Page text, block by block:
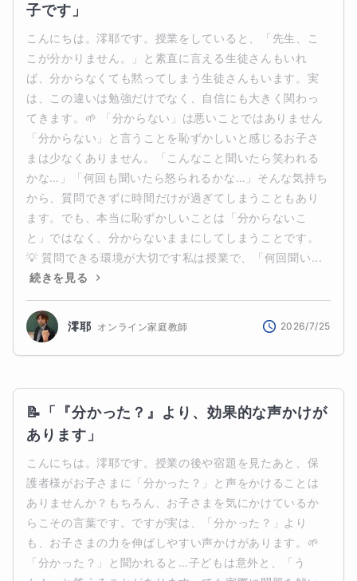
子です」
こんにちは。澪耶です。授業をしていると、「先生、こ
こが分かりません。」と素直に言える生徒さんもいれ
ば、分からなくても黙ってしまう生徒さんもいます。実
は、この違いは勉強だけでなく、自信にも大きく関わっ
てきます。🌱 「分からない」は悪いことではありません
「分からない」と言うことを恥ずかしいと感じるお子さ
まは少なくありません。「こんなこと聞いたら笑われる
かな…」「何回も聞いたら怒られるかな…」そんな気持ち
から、質問できずに時間だけが過ぎてしまうこともあり
ます。でも、本当に恥ずかしいことは「分からないこ
と」ではなく、分からないままにしてしまうことです。
💡 質問できる環境が大切です私は授業で、「何回聞い...
続きを見る
澪耶 オンライン家庭教師 2026/7/25
📝「『分かった？』より、効果的な声かけが
あります」
こんにちは。澪耶です。授業の後や宿題を見たあと、保
護者様がお子さまに「分かった？」と声をかけることは
ありませんか？もちろん、お子さまを気にかけているか
らこその言葉です。ですが実は、「分かった？」より
も、お子さまの力を伸ばしやすい声かけがあります。🌱
「分かった？」と聞かれると…子どもは意外と、「う